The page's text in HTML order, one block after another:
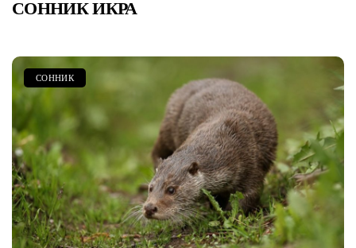
СОННИК ИКРА
СОННИК